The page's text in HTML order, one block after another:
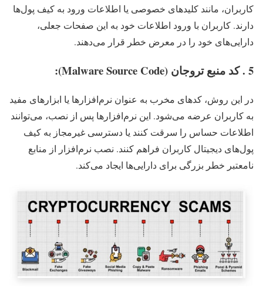
کاربران، مانند کلیدهای خصوصی یا اطلاعات ورود به کیف پول‌ها
دارند. کاربران با ورود اطلاعات خود به این صفحات جعلی،
دارایی‌های خود را در معرض خطر قرار می‌دهند.
5 . کد منبع تروجان (Malware Source Code):
در این روش، کدهای مخرب به عنوان نرم‌افزارها یا ابزارهای مفید
به کاربران عرضه می‌شود. این نرم‌افزارها پس از نصب، می‌توانند
اطلاعات حساس را سرقت کنند یا دسترسی غیرمجاز به کیف
پول‌های دیجیتال کاربران فراهم کنند. نصب نرم‌افزار از منابع
نامعتبر خطر بزرگی برای دارایی‌ها ایجاد می‌کند.